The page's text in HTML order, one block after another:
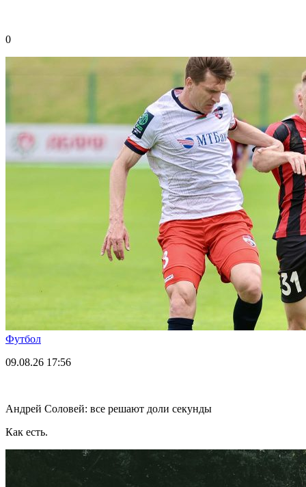
0
Футбол
09.08.26 17:56
Андрей Соловей: все решают доли секунды
Как есть.